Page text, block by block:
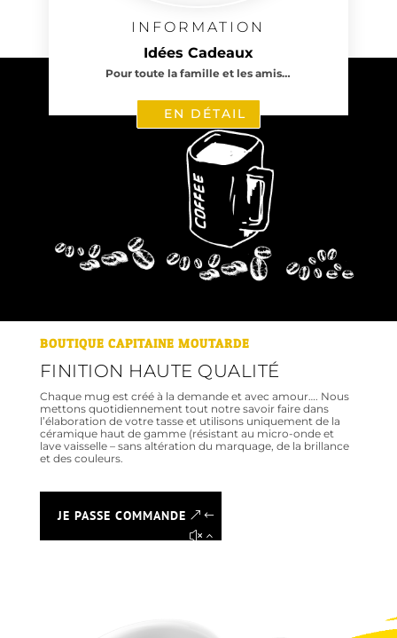
INFORMATION
Idées Cadeaux
Pour toute la famille et les amis…
EN DÉTAIL
BOUTIQUE CAPITAINE MOUTARDE
FINITION HAUTE QUALITÉ
Chaque mug est créé à la demande et avec amour…. Nous
mettons quotidiennement tout notre savoir faire dans
l’élaboration de votre tasse et utilisons uniquement de la
céramique haut de gamme (résistant au micro-onde et
lave vaisselle – sans altération du marquage, de la brillance
et des couleurs.
JE PASSE COMMANDE